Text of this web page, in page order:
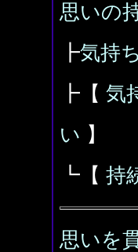
思いの
┣気持
┣【 気
い 】
┗【 持
思いを